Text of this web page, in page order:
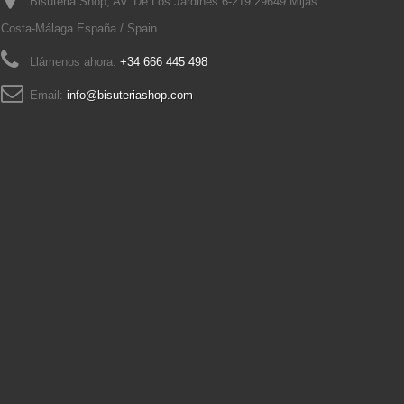
Costa-Málaga España / Spain
Llámenos ahora: +34 666 445 498
Email: info@bisuteriashop.com